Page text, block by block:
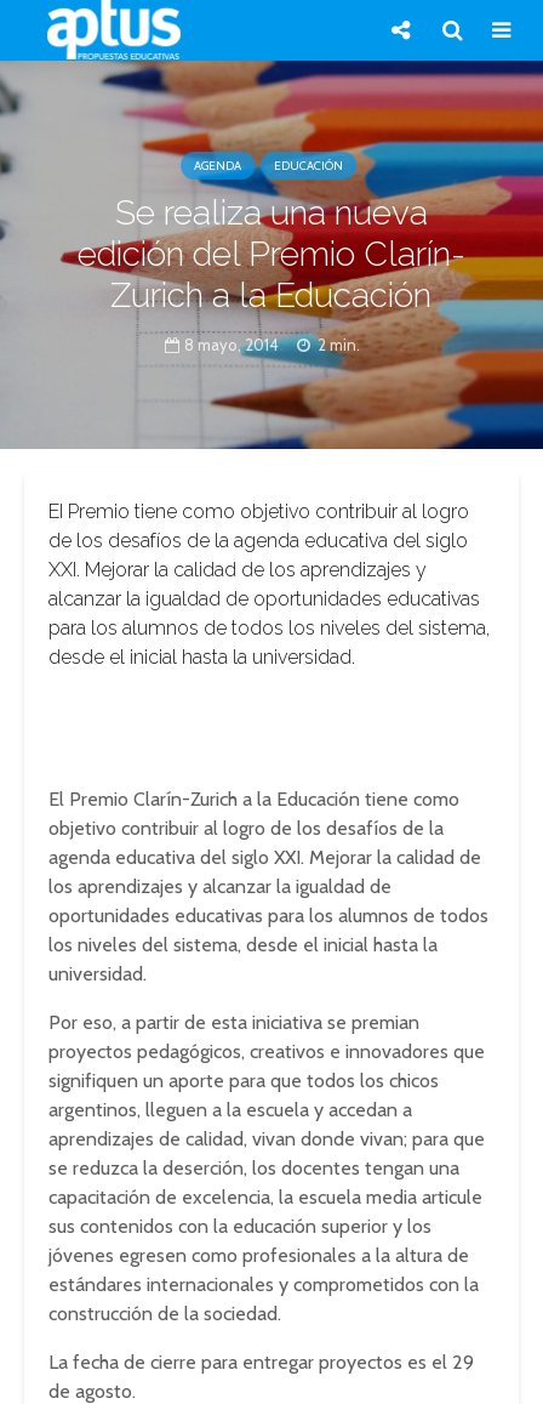
AGENDA EDUCACIÓN
Se realiza una nueva
edición del Premio Clarín-
Zurich a la Educación
8 mayo, 2014 2 min.
EI Premio tiene como objetivo contribuir al logro
de los desafíos de la agenda educativa del siglo
XXI. Mejorar la calidad de los aprendizajes y
alcanzar la igualdad de oportunidades educativas
para los alumnos de todos los niveles del sistema,
desde el inicial hasta la universidad.
El Premio Clarín-Zurich a la Educación tiene como
objetivo contribuir al logro de los desafíos de la
agenda educativa del siglo XXI. Mejorar la calidad de
los aprendizajes y alcanzar la igualdad de
oportunidades educativas para los alumnos de todos
los niveles del sistema, desde el inicial hasta la
universidad.
Por eso, a partir de esta iniciativa se premian
proyectos pedagógicos, creativos e innovadores que
signifiquen un aporte para que todos los chicos
argentinos, lleguen a la escuela y accedan a
aprendizajes de calidad, vivan donde vivan; para que
se reduzca la deserción, los docentes tengan una
capacitación de excelencia, la escuela media articule
sus contenidos con la educación superior y los
jóvenes egresen como profesionales a la altura de
estándares internacionales y comprometidos con la
construcción de la sociedad.
La fecha de cierre para entregar proyectos es el 29
de agosto.